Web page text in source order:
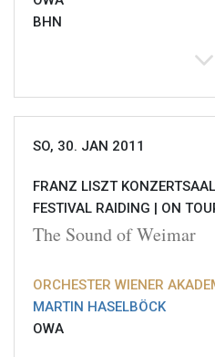
BHN
SO, 30. JAN 2011
FRANZ LISZT
FESTIVAL RAIDING | ON
The Sound of Weimar
ORCHESTER WIENER
MARTIN HASELBÖCK
OWA